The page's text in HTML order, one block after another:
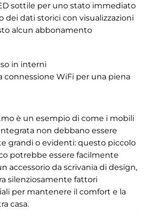
sottile per uno stato immediato
dei dati storici con visualizzazioni
alcun abbonamento
in interni
connessione WiFi per una piena
è un esempio di come i mobili
non debbano essere
grandi o evidenti: questo piccolo
potrebbe essere facilmente
accessorio da scrivania di design,
silenziosamente fattori
per mantenere il comfort e la
casa.